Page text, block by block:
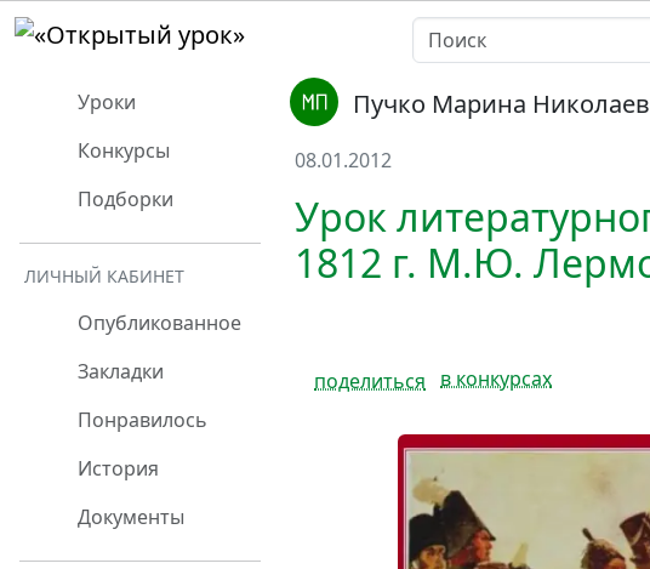
Уроки
Конкурсы
Подборки
ЛИЧНЫЙ КАБИНЕТ
Опубликованное
Закладки
Понравилось
История
Документы
Пучко Марина
08.01.2012
Урок
1812 г. М.Ю.
поделиться
в конкурсах